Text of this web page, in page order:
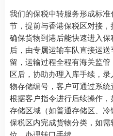
我们的保税中转服务形成标
节，提前与香港保税区对接，
确保货物到港后能快速进入
后，由专属运输车队直接运
留，运输过程全程有海关监
区后，协助办理入库手续，
物存储编号，客户可通过系统
根据客户指令进行后续操作
存储区域（如普通存储区、
保税区内完成货物分类，如